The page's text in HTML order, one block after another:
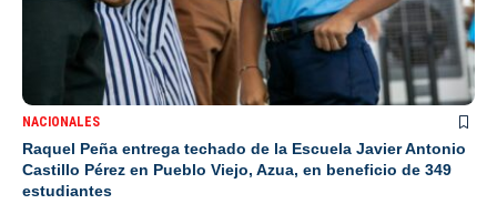
NACIONALES
Raquel Peña entrega techado de la Escuela Javier Antonio
Castillo Pérez en Pueblo Viejo, Azua, en beneficio de 349
estudiantes